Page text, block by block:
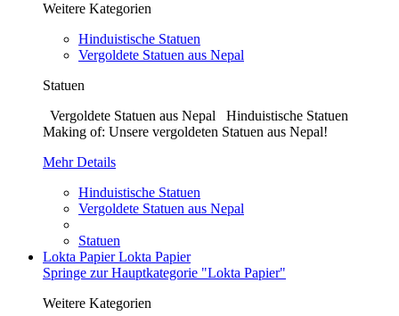
Weitere Kategorien
Hinduistische Statuen
Vergoldete Statuen aus Nepal
Statuen
Vergoldete Statuen aus Nepal Hinduistische Statuen
Making of: Unsere vergoldeten Statuen aus Nepal!
Mehr Details
Hinduistische Statuen
Vergoldete Statuen aus Nepal
Statuen
Lokta PapierLokta Papier
Springe zur Hauptkategorie "Lokta Papier"
Weitere Kategorien